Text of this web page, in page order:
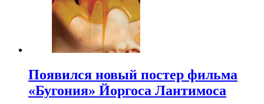
Появился новый постер фильма
«Бугония» Йоргоса Лантимоса